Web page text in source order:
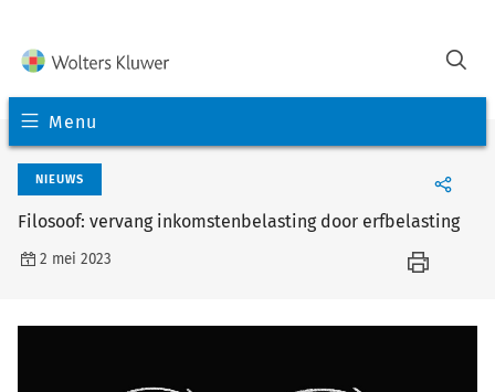
Menu
NIEUWS
Filosoof: vervang inkomstenbelasting door erfbelasting
2 mei 2023